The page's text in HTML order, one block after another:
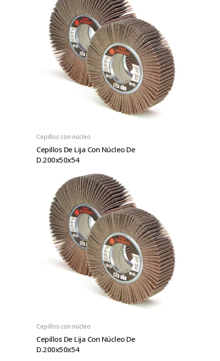
Cepillos con núcleo
Cepillos De Lija Con Núcleo De
D.200x50x54
Cepillos con núcleo
Cepillos De Lija Con Núcleo De
D.200x50x54